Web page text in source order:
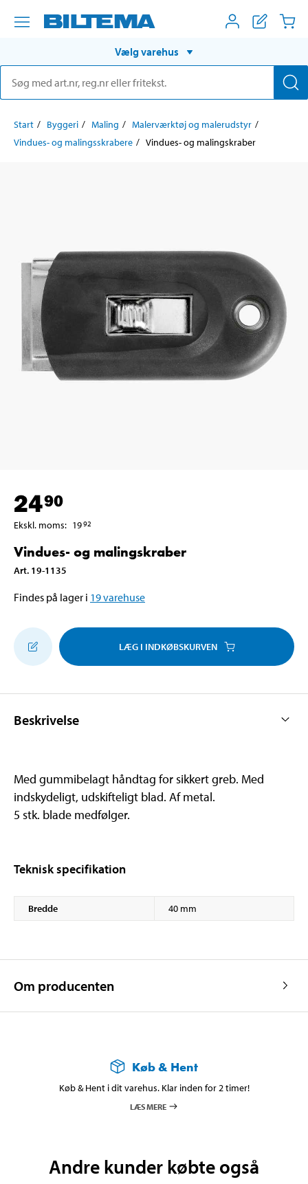
Vælg varehus
Start Byggeri Maling
Malerværktøj og malerudstyr
Vindues- og malingsskrabere
Vindues- og malingskraber
2490
Ekskl. moms: 1992
Vindues- og malingskraber
Art. 19-1135
Findes på lager i 19varehuse
LÆG I INDKØBSKURVEN
Beskrivelse
Med gummibelagt håndtag for sikkert greb. Med
indskydeligt, udskifteligt blad. Af metal.
5 stk. blade medfølger.
Teknisk specifikation
Bredde 40 mm
Om producenten
Køb & Hent
Køb & Hent i dit varehus. Klar inden for 2 timer!
LÆS MERE
Andre kunder købte også